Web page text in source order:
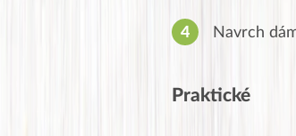
Navrch
Praktické